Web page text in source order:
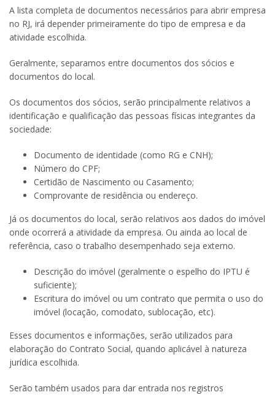
A lista completa de documentos necessários para abrir empresa
no RJ, irá depender primeiramente do tipo de empresa e da
atividade escolhida.
Geralmente, separamos entre documentos dos sócios e
documentos do local.
Os documentos dos sócios, serão principalmente relativos a
identificação e qualificação das pessoas físicas integrantes da
sociedade:
Documento de identidade (como RG e CNH);
Número do CPF;
Certidão de Nascimento ou Casamento;
Comprovante de residência ou endereço.
Já os documentos do local, serão relativos aos dados do imóvel
onde ocorrerá a atividade da empresa. Ou ainda ao local de
referência, caso o trabalho desempenhado seja externo.
Descrição do imóvel (geralmente o espelho do IPTU é
suficiente);
Escritura do imóvel ou um contrato que permita o uso do
imóvel (locação, comodato, sublocação, etc).
Esses documentos e informações, serão utilizados para
elaboração do Contrato Social, quando aplicável à natureza
jurídica escolhida.
Serão também usados para dar entrada nos registros